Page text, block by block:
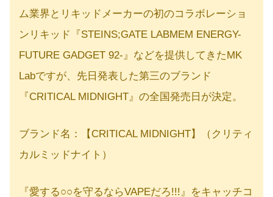
ム業界とリキッドメーカーの初のコラボレーショ
ンリキッド『STEINS;GATE LABMEM ENERGY-
FUTURE GADGET 92-』などを提供してきたMK
Labですが、先日発表した第三のブランド
『CRITICAL MIDNIGHT』の全国発売日が決定。
ブランド名：【CRITICAL MIDNIGHT】（クリティ
カルミッドナイト）
『愛する○○を守るならVAPEだろ!!!』をキャッチコ